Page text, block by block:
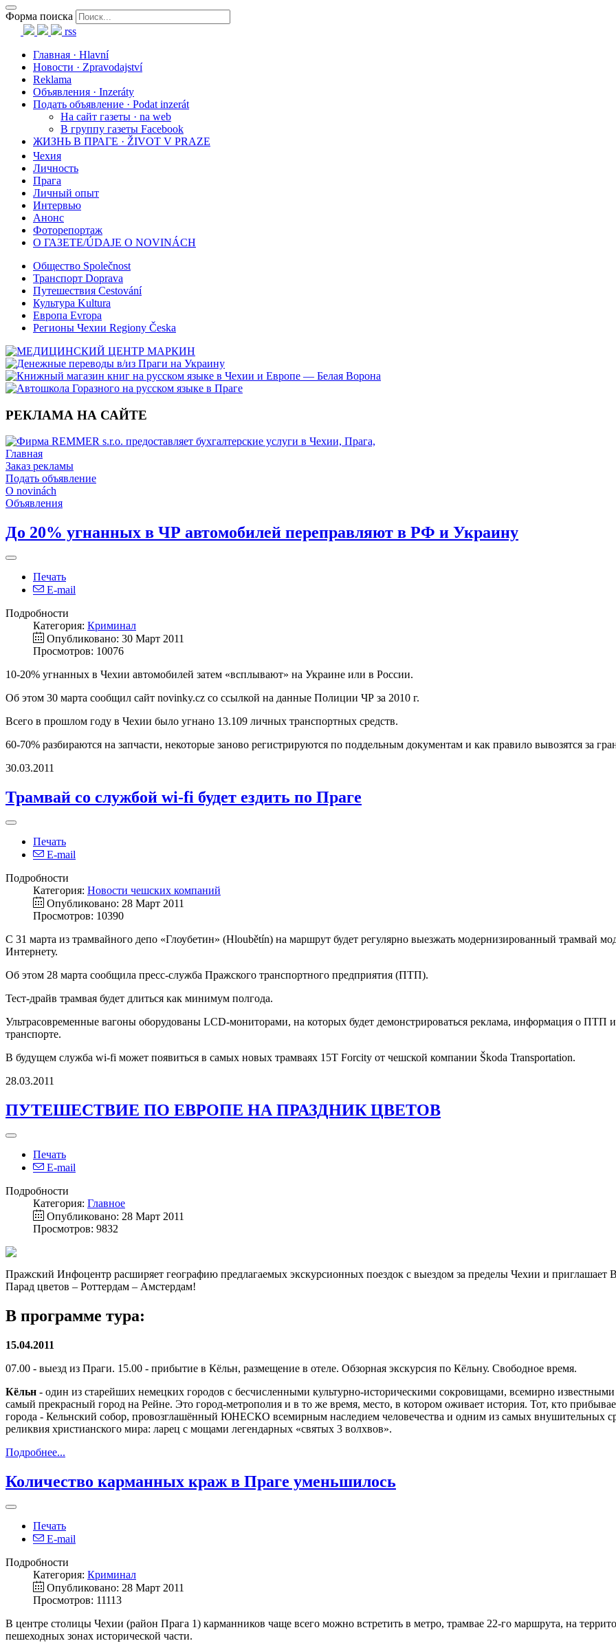
Форма поиска
rss
Главная · Hlavní
Новости · Zpravodajství
Reklama
Объявления · Inzeráty
Подать объявление · Podat inzerát
На сайт газеты · na web
В группу газеты Facebook
ЖИЗНЬ В ПРАГЕ · ŽIVOT V PRAZE
Чехия
Личность
Прага
Личный опыт
Интервью
Анонс
Фоторепортаж
О ГАЗЕТЕ/ÚDAJE O NOVINÁCH
Общество Společnost
Транспорт Doprava
Путешествия Cestování
Культура Kultura
Европа Evropa
Регионы Чехии Regiony Česka
РЕКЛАМА НА САЙТЕ
Главная
Заказ рекламы
Подать объявление
O novinách
Объявления
До 20% угнанных в ЧР автомобилей переправляют в РФ и Украину
Печать
E-mail
Подробности
Категория: Криминал
Опубликовано: 30 Март 2011
Просмотров: 10076
10-20% угнанных в Чехии автомобилей затем «всплывают» на Украине или в России.
Об этом 30 марта сообщил сайт novinky.cz со ссылкой на данные Полиции ЧР за 2010 г.
Всего в прошлом году в Чехии было угнано 13.109 личных транспортных средств.
60-70% разбираются на запчасти, некоторые заново регистрируются по поддельным документам и как правило вывозятся за
30.03.2011
Трамвай со службой wi-fi будет ездить по Праге
Печать
E-mail
Подробности
Категория: Новости чешских компаний
Опубликовано: 28 Март 2011
Просмотров: 10390
С 31 марта из трамвайного депо «Глоубетин» (Hloubětín) на маршрут будет регулярно выезжать модернизированный трамвай
Интернету.
Об этом 28 марта сообщила пресс-служба Пражского транспортного предприятия (ПТП).
Тест-драйв трамвая будет длиться как минимум полгода.
Ультрасовременные вагоны оборудованы LCD-мониторами, на которых будет демонстрироваться реклама, информация о ПТП
транспорте.
В будущем служба wi-fi может появиться в самых новых трамваях 15T Forcity от чешской компании Škoda Transportation.
28.03.2011
ПУТЕШЕСТВИЕ ПО ЕВРОПЕ НА ПРАЗДНИК ЦВЕТОВ
Печать
E-mail
Подробности
Категория: Главное
Опубликовано: 28 Март 2011
Просмотров: 9832
Пражский Инфоцентр расширяет географию предлагаемых экскурсионных поездок с выездом за пределы Чехии и приглашает
Парад цветов – Роттердам – Амстердам!
В программе тура:
15.04.2011
07.00 - выезд из Праги. 15.00 - прибытие в Кёльн, размещение в отеле. Обзорная экскурсия по Кёльну. Свободное время.
Кёльн - один из старейших немецких городов с бесчисленными культурно-историческими сокровищами, всемирно
самый прекрасный город на Рейне. Это город-метрополия и в то же время, место, в котором оживает история. Тот, кто
города - Кельнский собор, провозглашённый ЮНЕСКО всемирным наследием человечества и одним из самых внушительных
реликвия христианского мира: ларец с мощами легендарных «святых 3 волхвов».
Подробнее...
Количество карманных краж в Праге уменьшилось
Печать
E-mail
Подробности
Категория: Криминал
Опубликовано: 28 Март 2011
Просмотров: 11113
В центре столицы Чехии (район Прага 1) карманников чаще всего можно встретить в метро, трамвае 22-го маршрута, на
пешеходных зонах исторической части.